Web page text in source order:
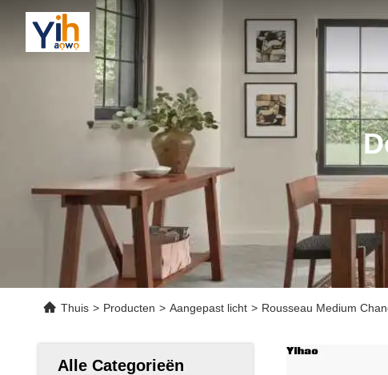
Thuis > Producten > Aangepast licht > Rousseau Medium
Alle Categorieën